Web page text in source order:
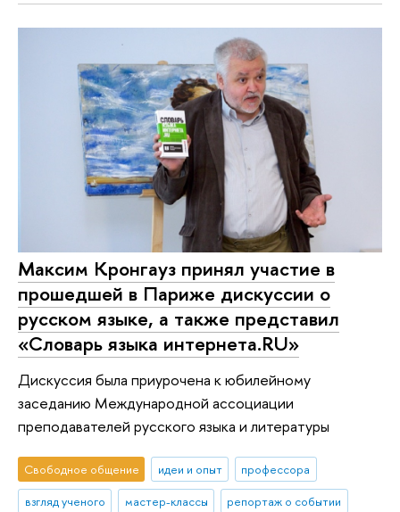
Максим Кронгауз принял участие в
прошедшей в Париже дискуссии о
русском языке, а также представил
«Словарь языка интернета.RU»
Дискуссия была приурочена к юбилейному
заседанию Международной ассоциации
преподавателей русского языка и литературы
Свободное общение идеи и опыт
профессора
взгляд ученого
мастер-классы
репортаж о событии